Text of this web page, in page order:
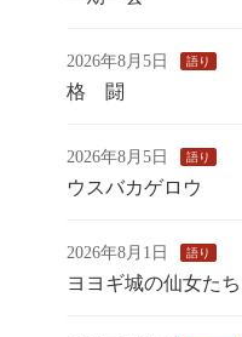
2026年8月5日 語り
格 闘
2026年8月5日 語り
ウスバカゲロウ
2026年8月1日 語り
ヨヨギ城の仙女たち